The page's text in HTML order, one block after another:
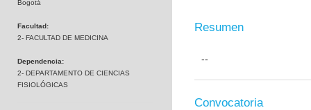
Bogotá
Facultad:
2- FACULTAD DE MEDICINA
Dependencia:
2- DEPARTAMENTO DE CIENCIAS
FISIOLÓGICAS
Resumen
--
Convocatoria